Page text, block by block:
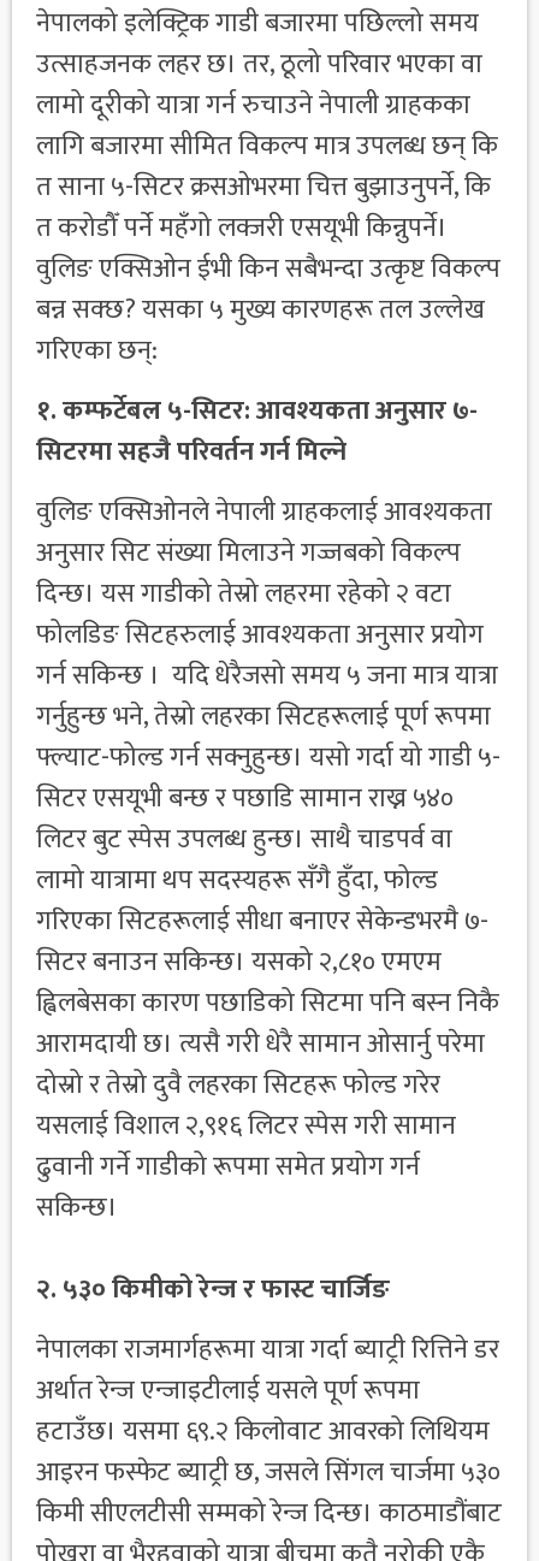
नेपालको इलेक्ट्रिक गाडी बजारमा पछिल्लो समय
उत्साहजनक लहर छ। तर, ठूलो परिवार भएका वा
लामो दूरीको यात्रा गर्न रुचाउने नेपाली ग्राहकका
लागि बजारमा सीमित विकल्प मात्र उपलब्ध छन् कि
त साना ५-सिटर क्रसओभरमा चित्त बुझाउनुपर्ने, कि
त करोडौँ पर्ने महँगो लक्जरी एसयूभी किन्नुपर्ने।
वुलिङ एक्सिओन ईभीकिन सबैभन्दा उत्कृष्ट विकल्प
बन्न सक्छ? यसका ५ मुख्य कारणहरू तल उल्लेख
गरिएका छन्:
१.कम्फर्टेबल५-सिटर:आवश्यकताअनुसार७-
सिटरमासहजैपरिवर्तनगर्नमिल्ने
वुलिङ एक्सिओनले नेपाली ग्राहकलाई आवश्यकता
अनुसार सिट संख्या मिलाउने गज्जबको विकल्प
दिन्छ। यस गाडीको तेस्रो लहरमा रहेको २ वटा
फोलडिङ सिटहरुलाई आवश्यकता अनुसार प्रयोग
गर्न सकिन्छ । यदि धेरैजसो समय ५ जना मात्र यात्रा
गर्नुहुन्छ भने, तेस्रो लहरका सिटहरूलाई पूर्ण रूपमा
फ्ल्याट-फोल्ड गर्न सक्नुहुन्छ। यसो गर्दा यो गाडी ५-
सिटर एसयूभी बन्छ र पछाडि सामान राख्न ५४०
लिटर बुट स्पेस उपलब्ध हुन्छ। साथै चाडपर्व वा
लामो यात्रामा थप सदस्यहरू सँगै हुँदा, फोल्ड
गरिएका सिटहरूलाई सीधा बनाएर सेकेन्डभरमै ७-
सिटर बनाउन सकिन्छ। यसको २,८१० एमएम
ह्विलबेसका कारण पछाडिको सिटमा पनि बस्न निकै
आरामदायी छ। त्यसै गरी धेरै सामान ओसार्नु परेमा
दोस्रो र तेस्रो दुवै लहरका सिटहरू फोल्ड गरेर
यसलाई विशाल २,९१६ लिटर स्पेस गरी सामान
ढुवानी गर्ने गाडीको रूपमा समेत प्रयोग गर्न
सकिन्छ।
२. ५३० किमीको रेन्ज र फास्ट चार्जिङ
नेपालका राजमार्गहरूमा यात्रा गर्दा ब्याट्री रित्तिने डर
अर्थात रेन्ज एन्जाइटीलाई यसले पूर्ण रूपमा
हटाउँछ। यसमा ६९.२ किलाेवाट आवरको लिथियम
आइरन फस्फेट ब्याट्री छ, जसले सिंगल चार्जमा ५३०
किमी सीएलटीसी सम्मको रेन्ज दिन्छ। काठमाडौंबाट